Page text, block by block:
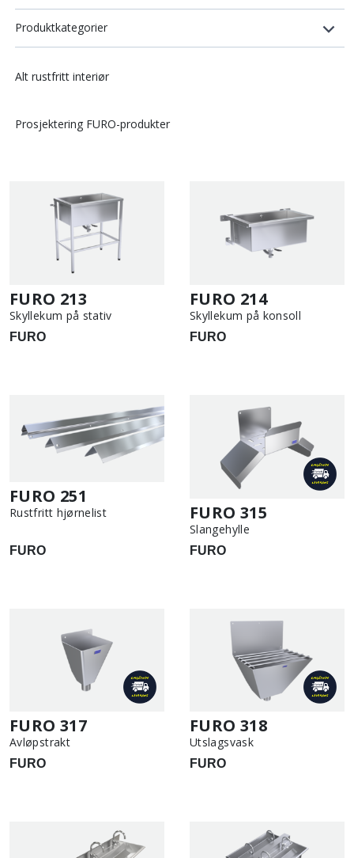
Produktkategorier
Alt rustfritt interiør
Prosjektering FURO-produkter
FURO 213
Skyllekum på stativ
FURO
FURO 214
Skyllekum på konsoll
FURO
FURO 251
Rustfritt hjørnelist
FURO
FURO 315
Slangehylle
FURO
FURO 317
Avløpstrakt
FURO
FURO 318
Utslagsvask
FURO